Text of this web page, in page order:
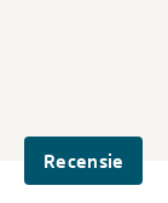
Recensie